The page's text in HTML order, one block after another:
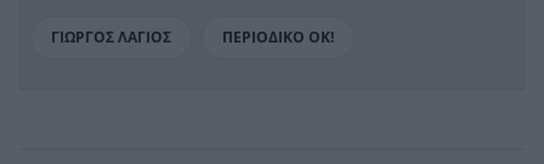
ΓΙΩΡΓΟΣ ΛΑΓΙΟΣ ΠΕΡΙΟΔΙΚΟ ΟΚ!